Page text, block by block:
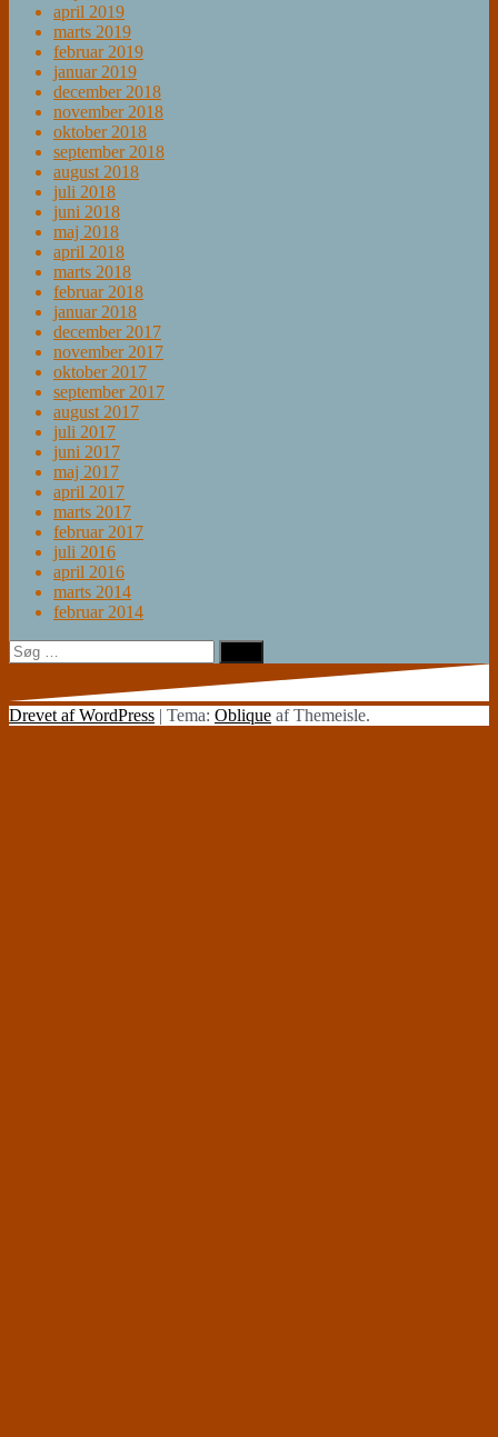
april 2019
marts 2019
februar 2019
januar 2019
december 2018
november 2018
oktober 2018
september 2018
august 2018
juli 2018
juni 2018
maj 2018
april 2018
marts 2018
februar 2018
januar 2018
december 2017
november 2017
oktober 2017
september 2017
august 2017
juli 2017
juni 2017
maj 2017
april 2017
marts 2017
februar 2017
juli 2016
april 2016
marts 2014
februar 2014
Søg
efter:
Drevet af WordPress | Tema: Oblique af Themeisle.